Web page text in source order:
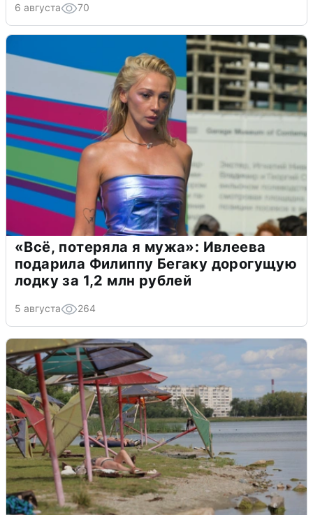
6 августа 70
«Всё, потеряла я мужа»: Ивлеева
подарила Филиппу Бегаку дорогущую
лодку за 1,2 млн рублей
5 августа 264